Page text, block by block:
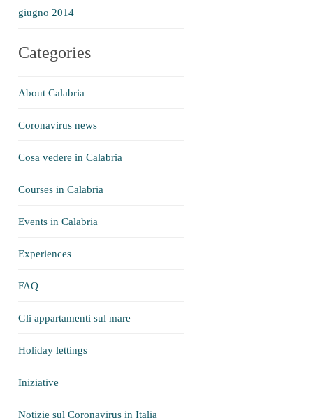
giugno 2014
Categories
About Calabria
Coronavirus news
Cosa vedere in Calabria
Courses in Calabria
Events in Calabria
Experiences
FAQ
Gli appartamenti sul mare
Holiday lettings
Iniziative
Notizie sul Coronavirus in Italia